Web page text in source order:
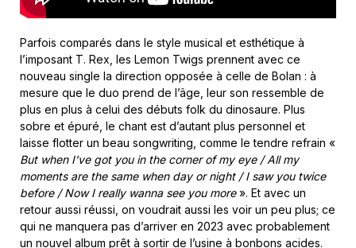
Parfois comparés dans le style musical et esthétique à
l’imposant T. Rex, les Lemon Twigs prennent avec ce
nouveau single la direction opposée à celle de Bolan : à
mesure que le duo prend de l’âge, leur son ressemble de
plus en plus à celui des débuts folk du dinosaure. Plus
sobre et épuré, le chant est d’autant plus personnel et
laisse flotter un beau songwriting, comme le tendre refrain «
But when I’ve got you in the corner of my eye / All my
moments are the same when day or night / I saw you twice
before / Now I really wanna see you more». Et avec un
retour aussi réussi, on voudrait aussi les voir un peu plus; ce
qui ne manquera pas d’arriver en 2023 avec probablement
un nouvel album prêt à sortir de l’usine à bonbons acides.